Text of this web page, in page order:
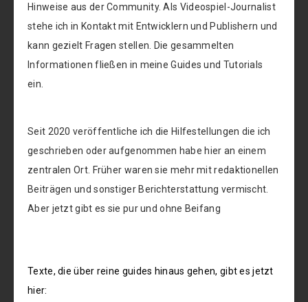
Hinweise aus der Community. Als Videospiel-Journalist
stehe ich in Kontakt mit Entwicklern und Publishern und
kann gezielt Fragen stellen. Die gesammelten
Informationen fließen in meine Guides und Tutorials
ein.
Seit 2020 veröffentliche ich die Hilfestellungen die ich
geschrieben oder aufgenommen habe hier an einem
zentralen Ort. Früher waren sie mehr mit redaktionellen
Beiträgen und sonstiger Berichterstattung vermischt.
Aber jetzt gibt es sie pur und ohne Beifang
Texte, die über reine guides hinaus gehen, gibt es jetzt
hier: